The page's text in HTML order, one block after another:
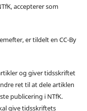
accepterer som
er tildelt en CC-By
og giver tidsskriftet
ret til at dele artiklen
publicering i NTfK.
give tidsskriftets